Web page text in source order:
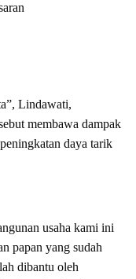
Lindawati,
membawa dampak
daya tarik
usaha kami ini
papan yang sudah
dibantu oleh